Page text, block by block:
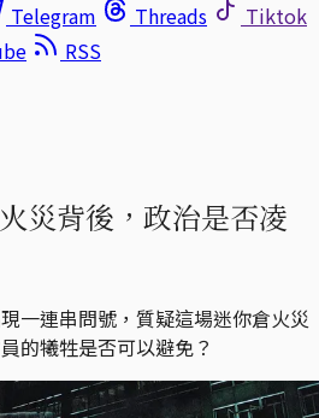
Telegram Threads
Tiktok
RSS
災背後，政治是否凌
一連串問號，質疑這場迷你倉火災
的犧牲是否可以避免？